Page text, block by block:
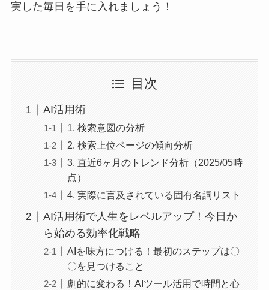
実した毎日を手に入れましょう！
目次
AI活用術
1. 検索意図の分析
2. 検索上位ページの傾向分析
3. 直近6ヶ月のトレンド分析（2025/05時
点）
4. 実際に言及されている固有名詞リスト
AI活用術で人生をレベルアップ！今日か
ら始める効率化戦略
AIを味方につける！最初のステップは〇
〇を見つけること
劇的に変わる！AIツール活用で時間と心